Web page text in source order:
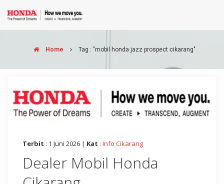
Home Tag : "mobil honda jazz prospect cikarang"
Terbit : 1 Juni 2026 | Kat : Info Cikarang
Dealer Mobil Honda